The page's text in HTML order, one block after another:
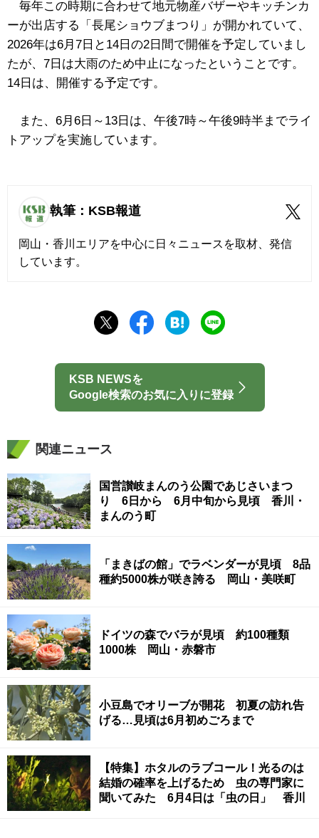
毎年この時期に合わせて地元物産バザーやキッチンカ
ーが出店する「長尾ショウブまつり」が開かれていて、
2026年は6月7日と14日の2日間で開催を予定していまし
たが、7日は大雨のため中止になったということです。
14日は、開催する予定です。
また、6月6日～13日は、午後7時～午後9時半までライ
トアップを実施しています。
執筆：KSB報道
岡山・香川エリアを中心に日々ニュースを取材、発信
しています。
KSB NEWSを
Google検索のお気に入りに登録
関連ニュース
国営讃岐まんのう公園であじさいまつ
り 6日から 6月中旬から見頃 香川・
まんのう町
「まきばの館」でラベンダーが見頃 8品
種約5000株が咲き誇る 岡山・美咲町
ドイツの森でバラが見頃 約100種類
1000株 岡山・赤磐市
小豆島でオリーブが開花 初夏の訪れ告
げる…見頃は6月初めごろまで
【特集】ホタルのラブコール！光るのは
結婚の確率を上げるため 虫の専門家に
聞いてみた 6月4日は「虫の日」 香川